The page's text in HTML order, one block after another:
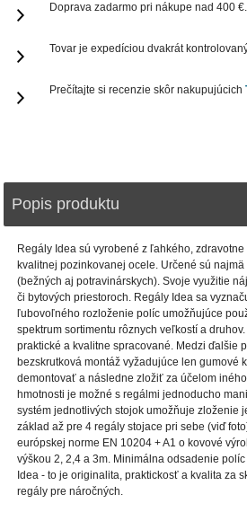
Doprava zadarmo pri nákupe nad 400
Tovar je expedíciou dvakrát
Prečítajte si recenzie skôr nakupujúcich
Popis produktu
Regály Idea sú vyrobené z ľahkého,
kvalitnej pozinkovanej ocele. Určené sú
(bežných aj potravinárskych). Svoje využitie
či bytových priestoroch. Regály Idea sa
ľubovoľného rozloženie políc umožňujúce
spektrum sortimentu rôznych veľkostí a
praktické a kvalitne spracované. Medzi ďalšie
bezskrutková montáž vyžadujúce len gumové
demontovať a následne zložiť za účelom
hmotnosti je možné s regálmi jednoducho
systém jednotlivých stojok umožňuje zloženie
základ až pre 4 regály stojace pri sebe (viď
európskej norme EN 10204 + A1 o kovové
výškou 2, 2,4 a 3m. Minimálna odsadenie
Idea - to je originalita, praktickosť a kvalita za
regály pre náročných.